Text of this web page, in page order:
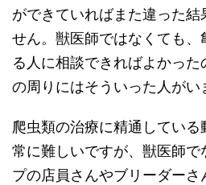
ができていればまた違った結
せん。獣医師ではなくても
る人に相談できればよかっ
の周りにはそういった人がい
爬虫類の治療に精通してい
常に難しいですが、獣医師で
プの店員さんやブリーダー